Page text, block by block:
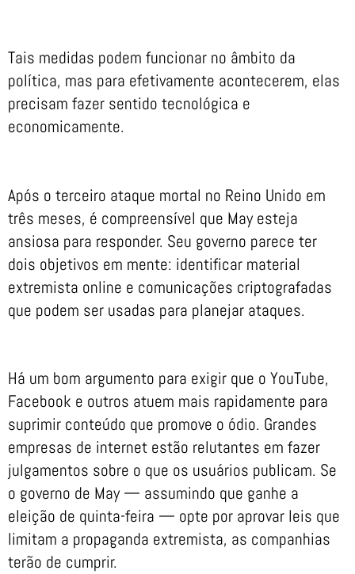
Tais medidas podem funcionar no âmbito da
política, mas para efetivamente acontecerem, elas
precisam fazer sentido tecnológica e
economicamente.
Após o terceiro ataque mortal no Reino Unido em
três meses, é compreensível que May esteja
ansiosa para responder. Seu governo parece ter
dois objetivos em mente: identificar material
extremista online e comunicações criptografadas
que podem ser usadas para planejar ataques.
Há um bom argumento para exigir que o YouTube,
Facebook e outros atuem mais rapidamente para
suprimir conteúdo que promove o ódio. Grandes
empresas de internet estão relutantes em fazer
julgamentos sobre o que os usuários publicam. Se
o governo de May — assumindo que ganhe a
eleição de quinta-feira — opte por aprovar leis que
limitam a propaganda extremista, as companhias
terão de cumprir.